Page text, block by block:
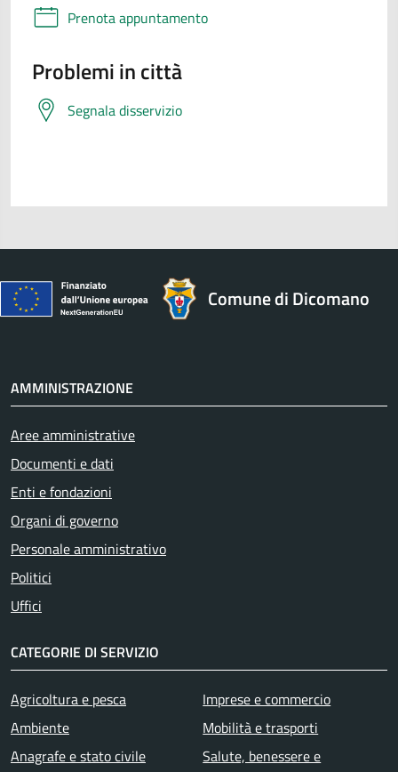
Prenota appuntamento
Problemi in città
Segnala disservizio
Comune di Dicomano
AMMINISTRAZIONE
Aree amministrative
Documenti e dati
Enti e fondazioni
Organi di governo
Personale amministrativo
Politici
Uffici
CATEGORIE DI SERVIZIO
Agricoltura e pesca
Ambiente
Anagrafe e stato civile
Imprese e commercio
Mobilità e trasporti
Salute, benessere e